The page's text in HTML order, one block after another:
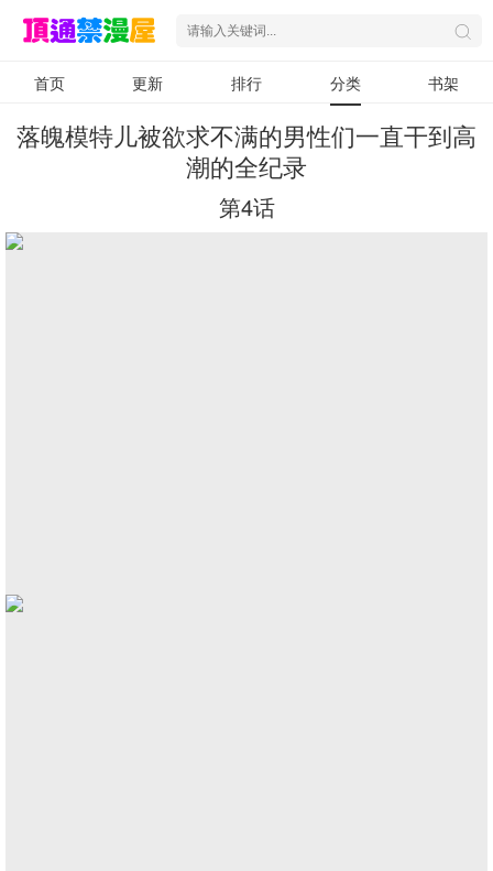
首页 更新 排行 分类 书架
落魄模特儿被欲求不满的男性们一直干到高
潮的全纪录
第4话